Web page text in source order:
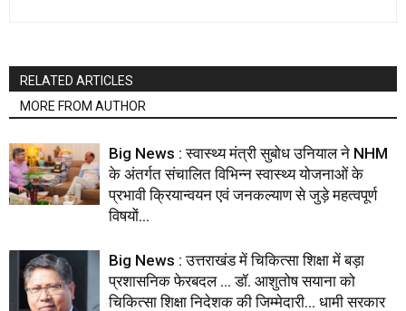
RELATED ARTICLES
MORE FROM AUTHOR
Big News : स्वास्थ्य मंत्री सुबोध उनियाल ने NHM
के अंतर्गत संचालित विभिन्न स्वास्थ्य योजनाओं के
प्रभावी क्रियान्वयन एवं जनकल्याण से जुड़े महत्वपूर्ण
विषयों...
Big News : उत्तराखंड में चिकित्सा शिक्षा में बड़ा
प्रशासनिक फेरबदल … डॉ. आशुतोष सयाना को
चिकित्सा शिक्षा निदेशक की जिम्मेदारी… धामी सरकार